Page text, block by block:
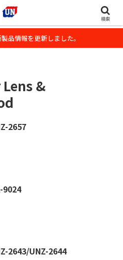
ームページです。デジタルカメラ・カメ
サリーのご紹介をいたします。
品情報を更新しました。
&
2657
9024
2643/UNZ-2644
検索